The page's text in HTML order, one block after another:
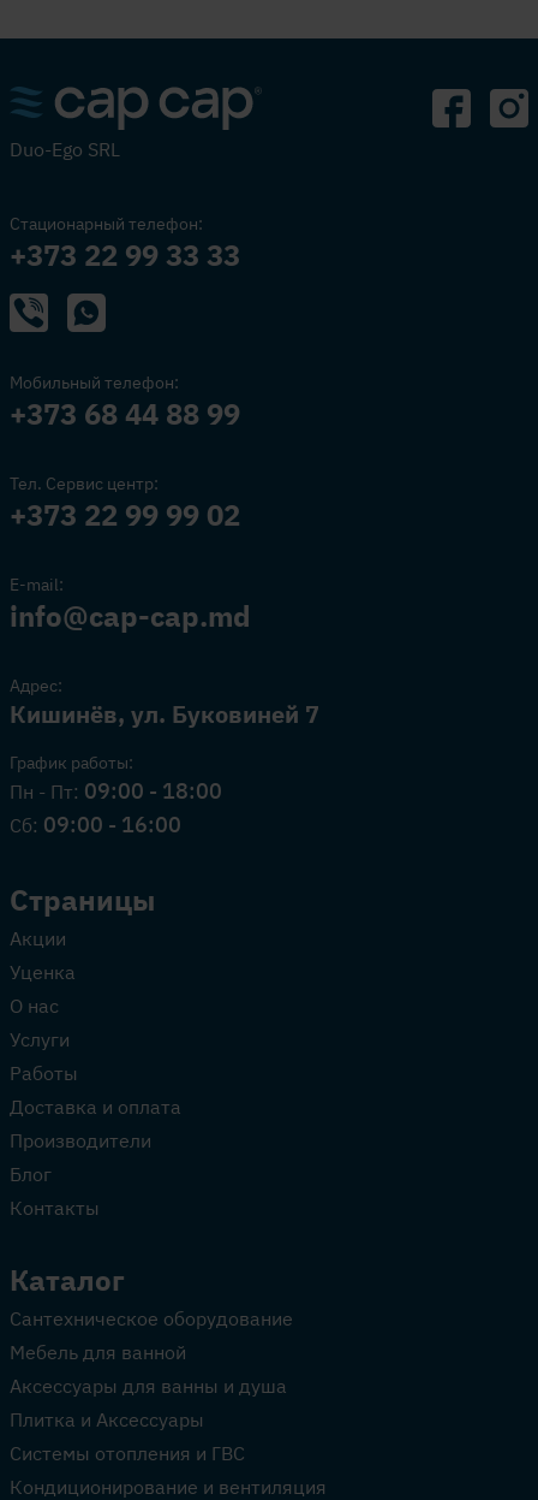
Duo-Ego SRL
Стационарный телефон:
+373 22 99 33 33
Мобильный телефон:
+373 68 44 88 99
Тел. Сервис центр:
+373 22 99 99 02
E-mail:
info@cap-cap.md
Адрес:
Кишинёв, ул. Буковиней 7
График работы:
Пн - Пт: 09:00 - 18:00
Сб: 09:00 - 16:00
Страницы
Акции
Уценка
О нас
Услуги
Работы
Доставка и оплата
Производители
Блог
Контакты
Каталог
Сантехническое оборудование
Мебель для ванной
Аксессуары для ванны и душа
Плитка и Аксессуары
Системы отопления и ГВС
Кондиционирование и вентиляция